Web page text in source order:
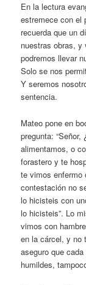
En la lectura
estremece con el
recuerda que un
nuestras obras,
podremos llevar
Solo se nos
Y seremos
sentencia.
Mateo pone en
pregunta:
alimentamos, o
forastero y te
te vimos enfermo
contestación no
lo hicisteis con
lo hicisteis”. Lo
vimos con
en la cárcel, y no
aseguro que
humildes,